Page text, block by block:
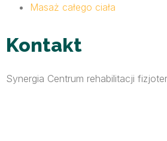
Masaż całego ciała
Kontakt
Synergia Centrum rehabilitacji